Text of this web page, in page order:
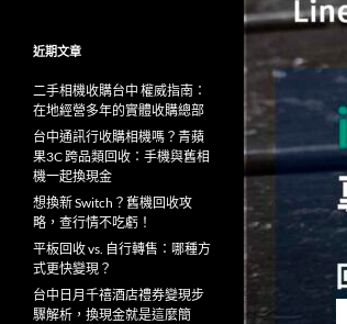
字:
近期文章
二手相機收購台中 權威指南：
在地經營多年的實體收購總部
台中通訊行收購相機嗎？青蘋
果3C 跨品類回收：手機與舊相
機一起換現金
想換新 Switch？舊機回收攻
略，查行情不吃虧！
平板回收 vs. 自行轉售：哪種方
式更快變現？
台中日月千禧酒店禮券變現步
驟解析，換現金就是這麼簡